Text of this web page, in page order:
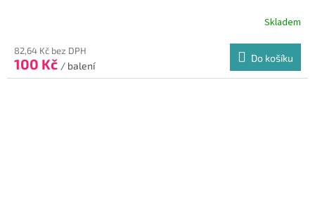
Skladem
82,64 Kč bez DPH
100 Kč / balení
Do košíku